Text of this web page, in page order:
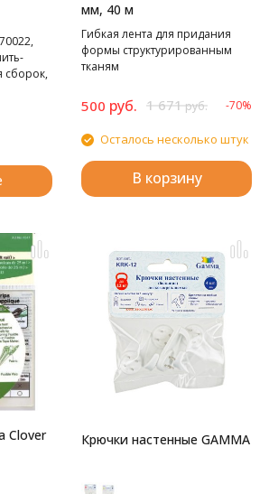
сборок,
для
на
для
в
манжет.
мм, 40 м
Гибкая лента для придания
формы структурированным
тканям
500 руб. 1 671руб. -70%
Осталось несколько штук
В корзину
Clover Крючки настенные GAMMA